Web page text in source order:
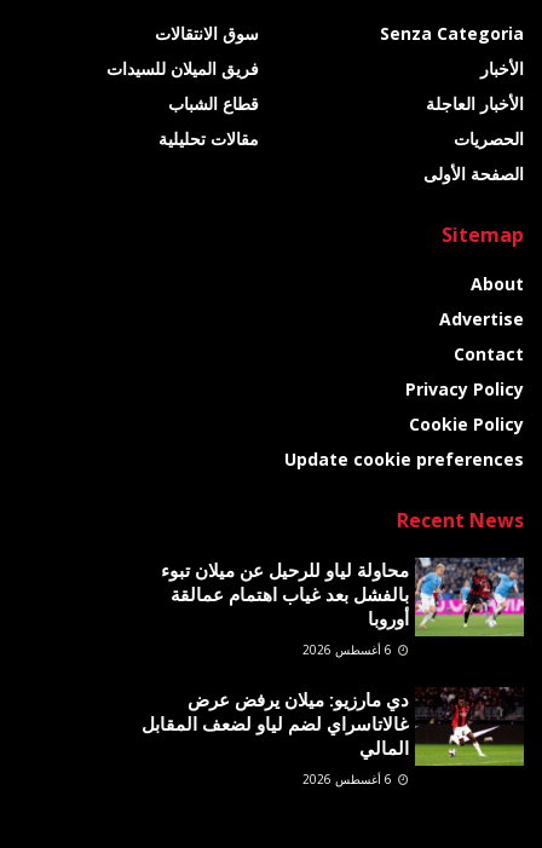
Senza Categoria
الأخبار
الأخبار العاجلة
الحصريات
الصفحة الأولى
سوق الانتقالات
فريق الميلان للسيدات
قطاع الشباب
مقالات تحليلية
Sitemap
About
Advertise
Contact
Privacy Policy
Cookie Policy
Update cookie preferences
Recent News
محاولة لياو للرحيل عن ميلان تبوء
بالفشل بعد غياب اهتمام عمالقة
أوروبا
دي مارزيو: ميلان يرفض عرض
غالاتاسراي لضم لياو لضعف المقابل
المالي